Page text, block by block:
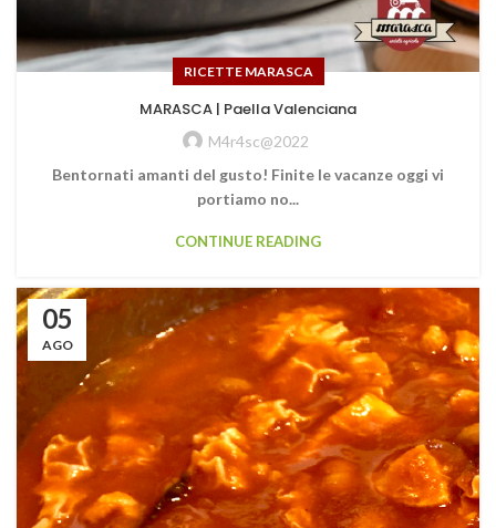
RICETTE MARASCA
MARASCA | Paella Valenciana
M4r4sc@2022
Bentornati amanti del gusto! Finite le vacanze oggi vi
portiamo no...
CONTINUE READING
05
AGO